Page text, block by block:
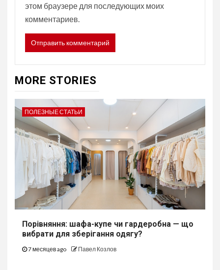
этом браузере для последующих моих
комментариев.
MORE STORIES
ПОЛЕЗНЫЕ СТАТЬИ
Порівняння: шафа-купе чи гардеробна — що
вибрати для зберігання одягу?
7 месяцев ago Павел Козлов